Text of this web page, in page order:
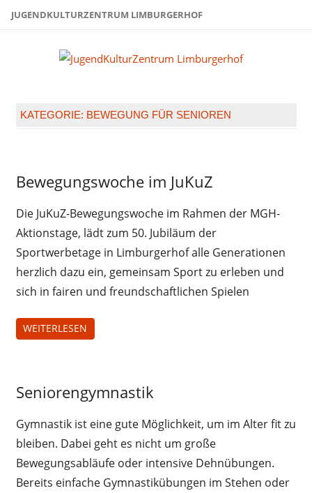
ZumJUGENDKULTURZENTRUM LIMBURGERHOF
KATEGORIE: BEWEGUNG FÜR SENIOREN
für
Erwachsene
Fussball
Jugendliche
Treff
Kinder
Bewegungswoche im JuKuZ
Die JuKuZ-Bewegungswoche im Rahmen der MGH-
Aktionstage, lädt zum 50. Jubiläum der
Sportwerbetage in Limburgerhof alle Generationen
herzlich dazu ein, gemeinsam Sport zu erleben und
sich in fairen und freundschaftlichen Spielen
WEITERLESEN
für
Gruppen
Senioren
Seniorengymnastik
Gymnastik ist eine gute Möglichkeit, um im Alter fit zu
bleiben. Dabei geht es nicht um große
Bewegungsabläufe oder intensive Dehnübungen.
Bereits einfache Gymnastikübungen im Stehen oder